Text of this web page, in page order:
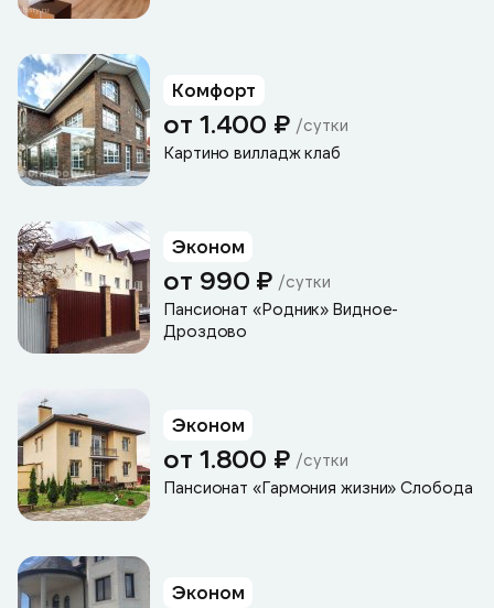
Комфорт
от 1.400 ₽ /сутки
Картино вилладж клаб
Эконом
от 990 ₽ /сутки
Пансионат «Родник» Видное-
Дроздово
Эконом
от 1.800 ₽ /сутки
Пансионат «Гармония жизни» Слобода
Эконом